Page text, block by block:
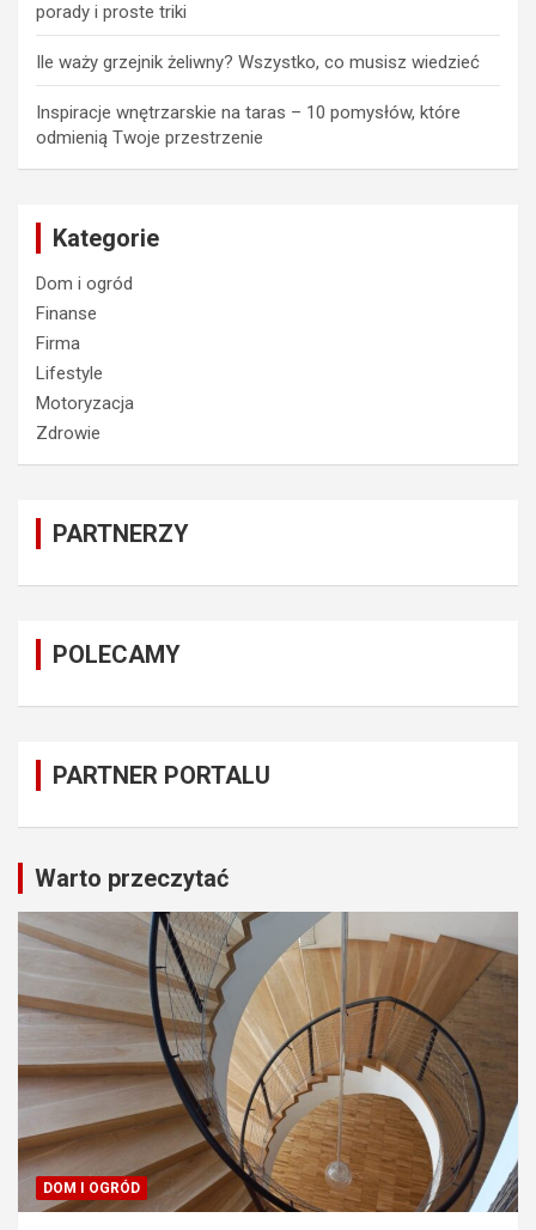
porady i proste triki
Ile waży grzejnik żeliwny? Wszystko, co musisz wiedzieć
Inspiracje wnętrzarskie na taras – 10 pomysłów, które
odmienią Twoje przestrzenie
Kategorie
Dom i ogród
Finanse
Firma
Lifestyle
Motoryzacja
Zdrowie
PARTNERZY
POLECAMY
PARTNER PORTALU
Warto przeczytać
DOM I OGRÓD